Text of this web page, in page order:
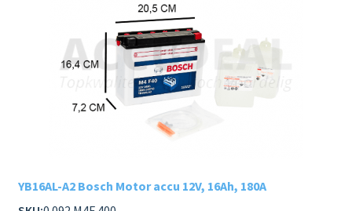
YB16AL-A2 Bosch Motor accu 12V, 16Ah, 180A